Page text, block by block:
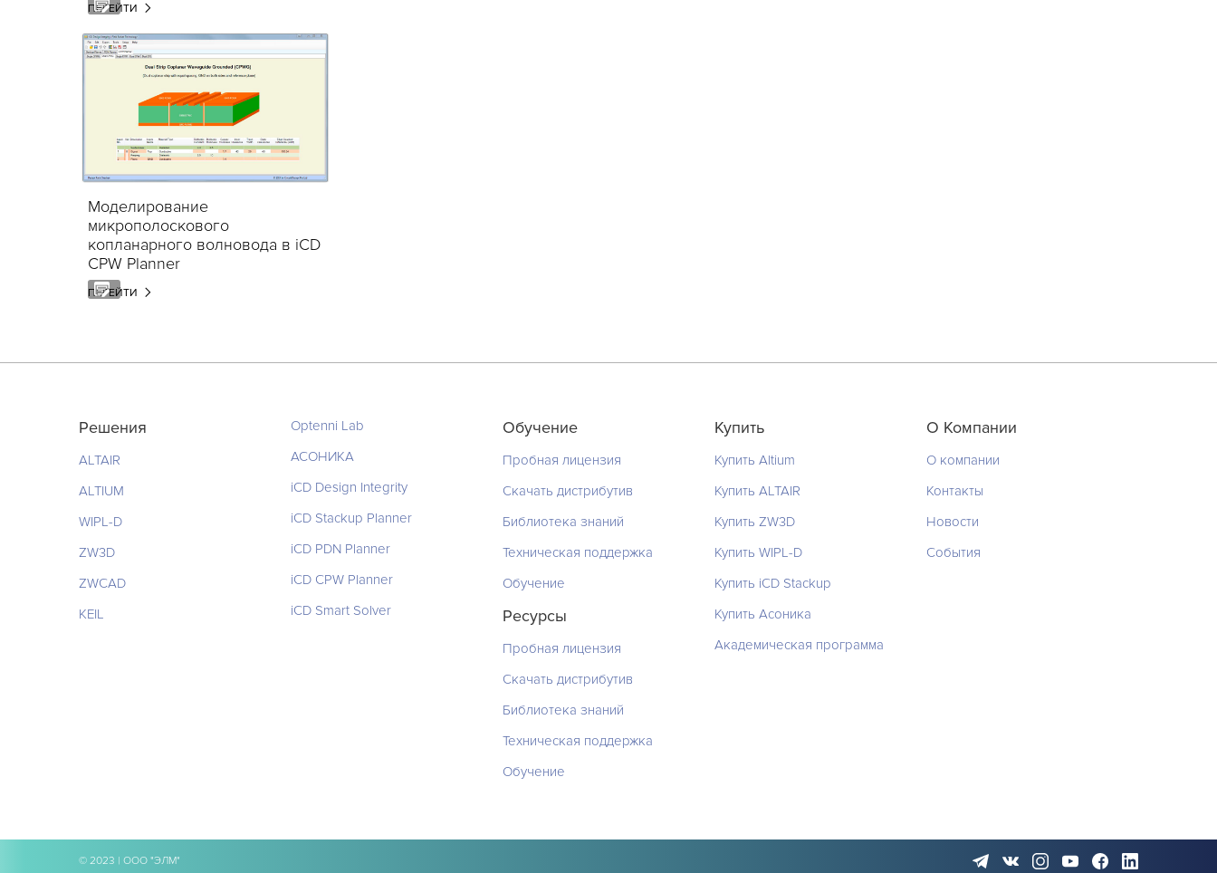
ПЕРЕЙТИ
Моделирование
микрополоскового
копланарного волновода в iCD
CPW Planner
ПЕРЕЙТИ
Решения
ALTAIR
ALTIUM
WIPL-D
ZW3D
ZWCAD
KEIL
Optenni Lab
АСОНИКА
iCD Design Integrity
iCD Stackup Planner
iCD PDN Planner
iCD CPW Planner
iCD Smart Solver
Обучение
Пробная лицензия
Скачать дистрибутив
Библиотека знаний
Техническая поддержка
Обучение
Ресурсы
Пробная лицензия
Скачать дистрибутив
Библиотека знаний
Техническая поддержка
Обучение
Купить
Купить Altium
Купить ALTAIR
Купить ZW3D
Купить WIPL-D
Купить iCD Stackup
Купить Асоника
Академическая программа
О Компании
О компании
Контакты
Новости
События
© 2023 | ООО "ЭЛМ"